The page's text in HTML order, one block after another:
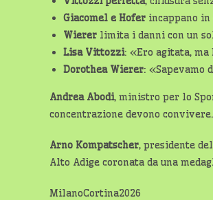
Giacomel e Hofer incappano in
Wierer limita i danni con un
Lisa Vittozzi: «Ero agitata,
Dorothea Wierer: «Sapevamo
Andrea Abodi, ministro per lo
concentrazione devono
Arno Kompatscher, presidente
Alto Adige coronata da una
MilanoCortina2026